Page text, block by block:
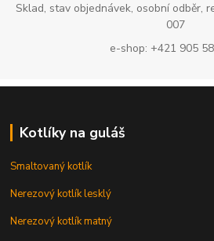
Sklad, stav objednávek, osobní odběr,
007
e-shop: +421 905
Kotlíky na guláš
Smaltovaný kotlík
Nerezový kotlík lesklý
Nerezový kotlík matný